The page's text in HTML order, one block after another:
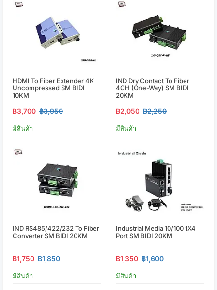
HDMI To Fiber Extender 4K
Uncompressed SM BIDI
10KM
฿3,700 ฿3,950
มีสินค้า
IND Dry Contact To Fiber
4CH (One-Way) SM BIDI
20KM
฿2,050 ฿2,250
มีสินค้า
IND RS485/422/232 To Fiber
Converter SM BIDI 20KM
฿1,750 ฿1,850
มีสินค้า
Industrial Media 10/100 1X4
Port SM BIDI 20KM
฿1,350 ฿1,600
มีสินค้า